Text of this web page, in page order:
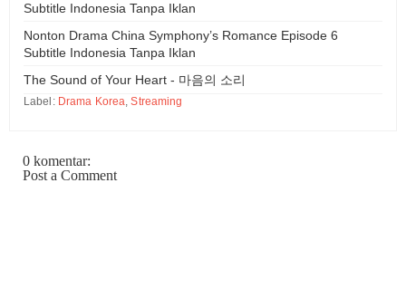
Subtitle Indonesia Tanpa Iklan
Nonton Drama China Symphony’s Romance Episode 6
Subtitle Indonesia Tanpa Iklan
The Sound of Your Heart - 마음의 소리
Label: Drama Korea,Streaming
0 komentar:
Post a Comment